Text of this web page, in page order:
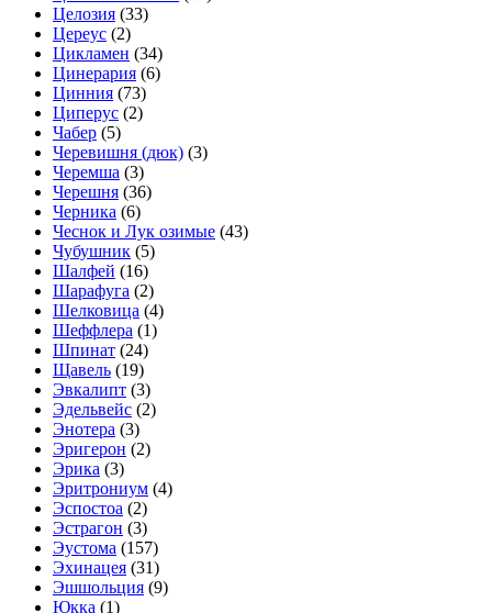
Целозия (33)
Цереус (2)
Цикламен (34)
Цинерария (6)
Цинния (73)
Циперус (2)
Чабер (5)
Черевишня (дюк) (3)
Черемша (3)
Черешня (36)
Черника (6)
Чеснок и Лук озимые (43)
Чубушник (5)
Шалфей (16)
Шарафуга (2)
Шелковица (4)
Шеффлера (1)
Шпинат (24)
Щавель (19)
Эвкалипт (3)
Эдельвейс (2)
Энотера (3)
Эригерон (2)
Эрика (3)
Эритрониум (4)
Эспостоа (2)
Эстрагон (3)
Эустома (157)
Эхинацея (31)
Эшшольция (9)
Юкка (1)